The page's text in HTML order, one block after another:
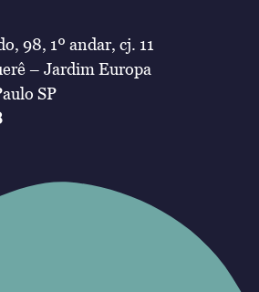
98, 1º andar, cj. 11
– Jardim Europa
SP